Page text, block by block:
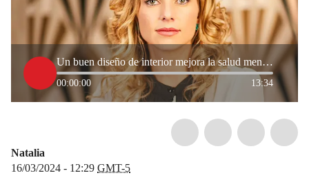
Un buen diseño de interior mejora la salud mental: psicoterapeuta Larissa del Río
00:00:00 13:34
Natalia
16/03/2024 - 12:29 GMT-5